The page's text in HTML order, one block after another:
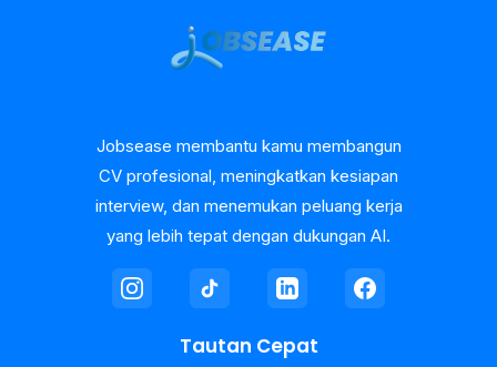
Jobsease membantu kamu membangun
CV profesional, meningkatkan kesiapan
interview, dan menemukan peluang kerja
yang lebih tepat dengan dukungan AI.
Tautan Cepat